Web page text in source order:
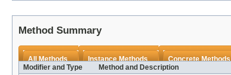
Method Summary
All Methods Instance Methods
Concrete Methods
Modifier and Type
Method and Description